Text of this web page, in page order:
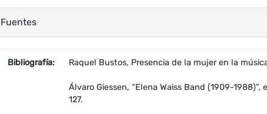
Fuentes
Propiedad Valor
Bibliografía: Raquel Bustos, Presencia de la mujer en la
Álvaro Giessen, “Elena Waiss Band (1909-
127.